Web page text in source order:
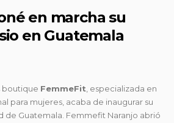
en marcha su
en Guatemala
boutique FemmeFit , especializada en
para mujeres, acaba de inaugurar su
de Guatemala. Femmefit Naranjo abrió